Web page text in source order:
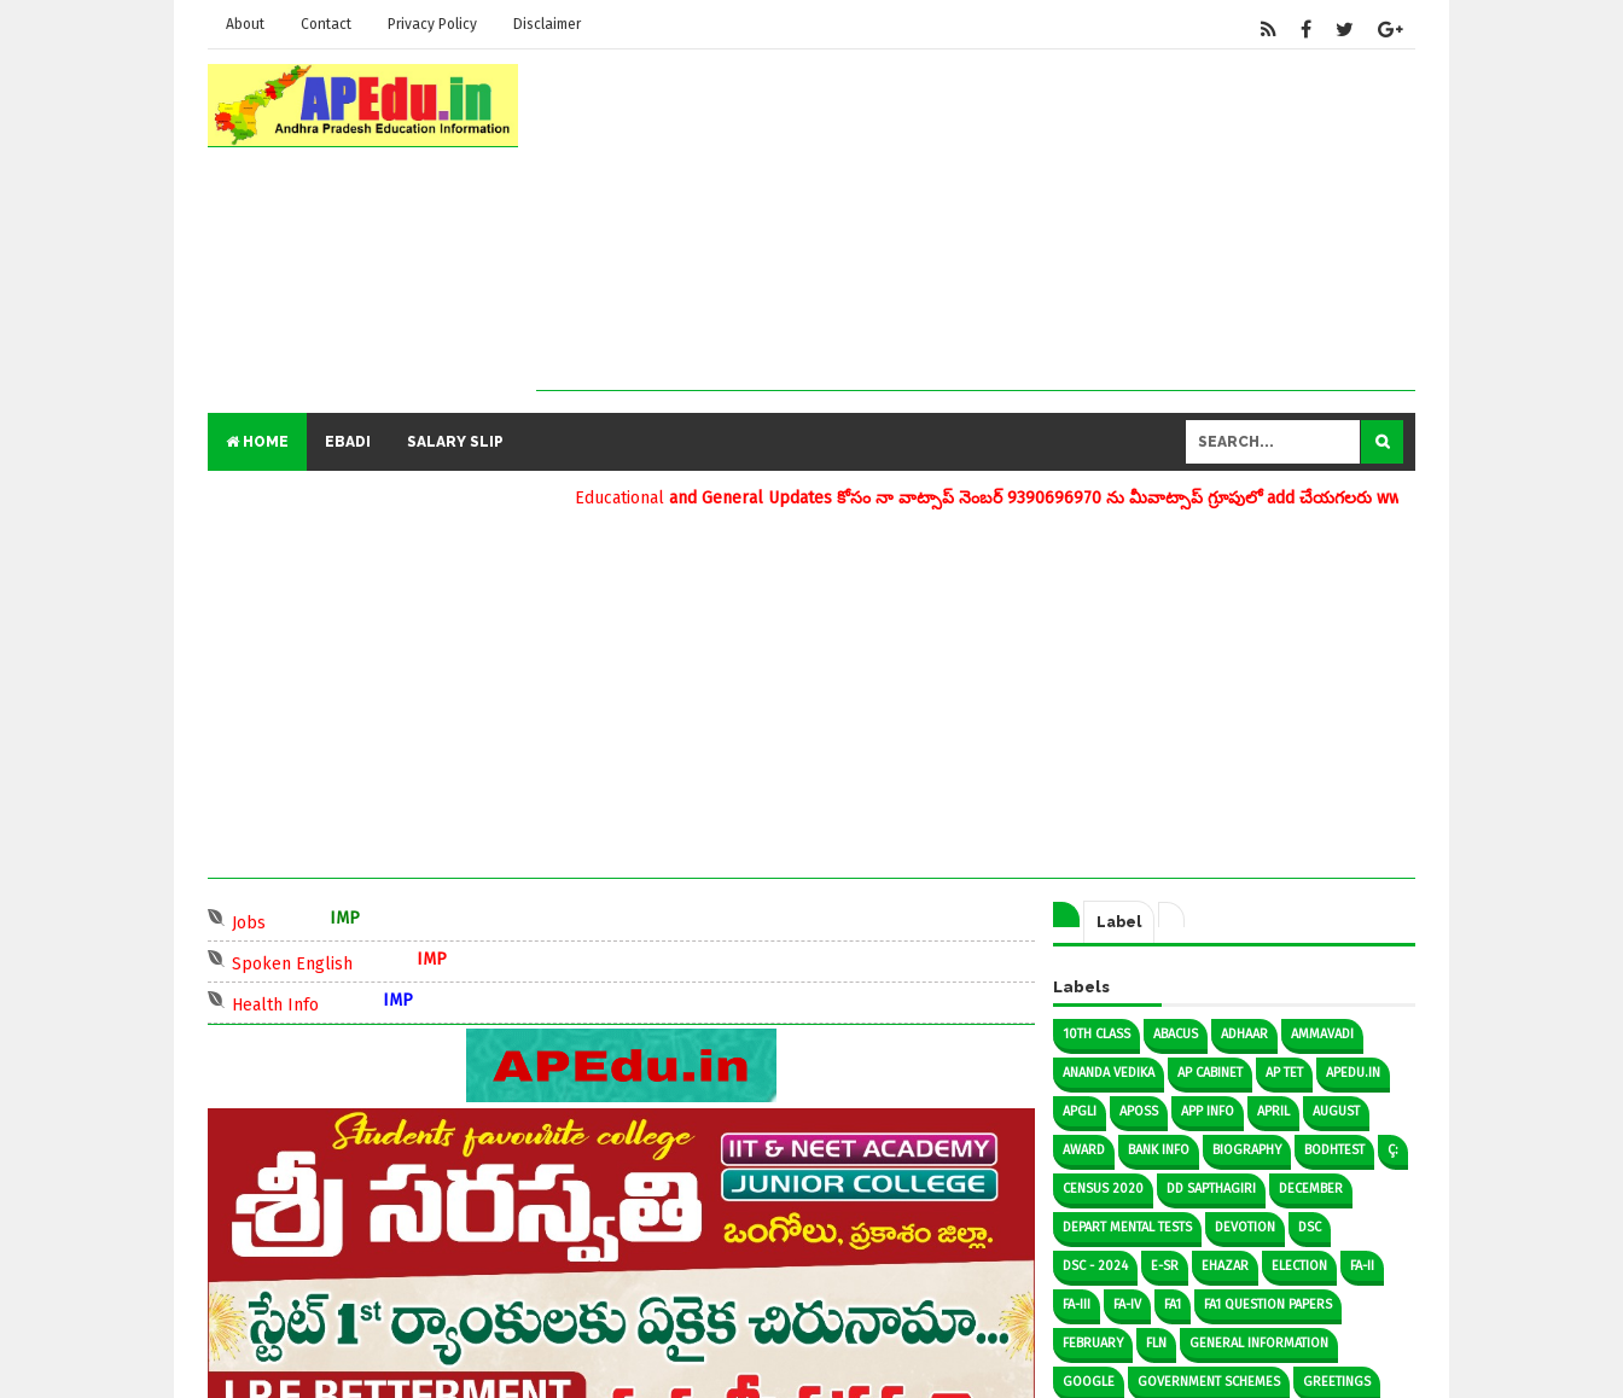
About Contact Privacy Policy Disclaimer
HOME EBADI SALARY SLIP
and General Updates కోసం నా వాట్సాప్ నెంబర్ 9390696970 ను మీవాట్సాప్ గ్రూపులో add చేయగలరు www.apedu.in.
Jobs IMP
Spoken English IMP
Health Info IMP
Label
Labels
10TH CLASS ABACUS ADHAAR AMMAVADI
ANANDA VEDIKA AP CABINET AP TET APEDU.IN
APGLI APOSS APP INFO APRIL AUGUST
AWARD BANK INFO BIOGRAPHY BODHTEST Ç:
CENSUS 2020 DD SAPTHAGIRI DECEMBER
DEPART MENTAL TESTS DEVOTION DSC
DSC - 2024 E-SR EHAZAR ELECTION FA-II
FA-III FA-IV FA1 FA1 QUESTION PAPERS
FEBRUARY FLN GENERAL INFORMATION
GOOGLE GOVERNMENT SCHEMES GREETINGS